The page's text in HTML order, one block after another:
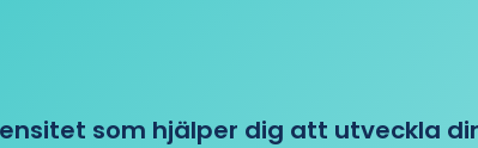
som hjälper dig att utveckla